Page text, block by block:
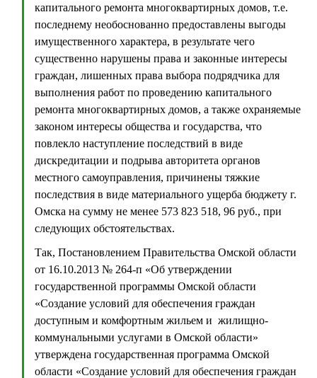
капитального ремонта многоквартирных домов, т.е.
последнему необоснованно предоставлены выгоды
имущественного характера, в результате чего
существенно нарушены права и законные интересы
граждан, лишенных права выбора подрядчика для
выполнения работ по проведению капитального
ремонта многоквартирных домов, а также охраняемые
законом интересы общества и государства, что
повлекло наступление последствий в виде
дискредитации и подрыва авторитета органов
местного самоуправления, причинены тяжкие
последствия в виде материального ущерба бюджету г.
Омска на сумму не менее 573 823 518, 96 руб., при
следующих обстоятельствах.
Так, Постановлением Правительства Омской области
от 16.10.2013 № 264-п «Об утверждении
государственной программы Омской области
«Создание условий для обеспечения граждан
доступным и комфортным жильем и жилищно-
коммунальными услугами в Омской области»
утверждена государственная программа Омской
области «Создание условий для обеспечения граждан